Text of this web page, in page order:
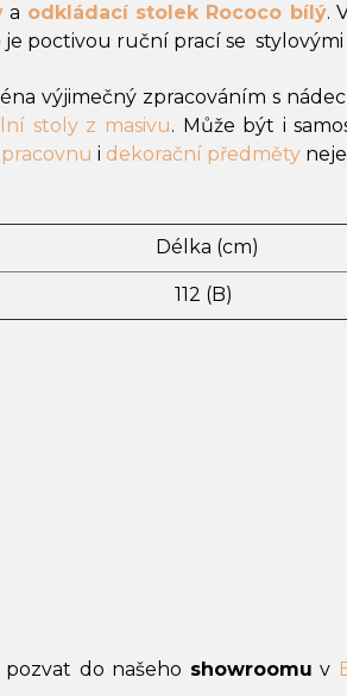
a odkládací stolek Rococo bílý.
je poctivou ruční prací se stylovými
výjimečný zpracováním s
stoly z masivu. Může být i
pracovnu i dekorační předměty
Délka (cm)
112 (B)
pozvat do našeho showroomu v